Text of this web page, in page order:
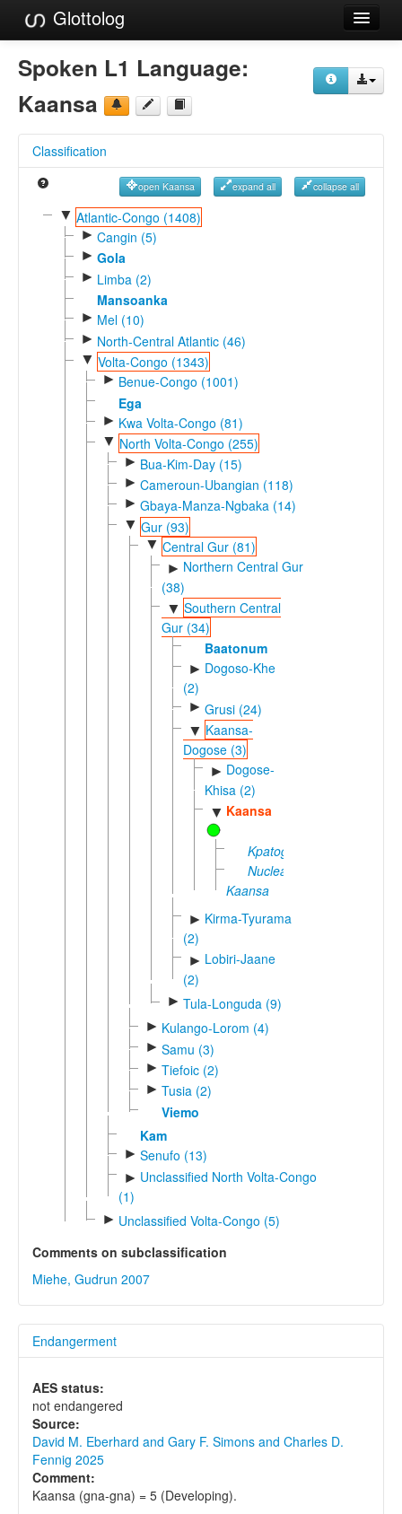
Glottolog
Languages
Families
References
Reference Search
GlottoScope
Spoken L1 Language:
Kaansa
Classification
open Kaansa expand all collapse all
▼ Atlantic-Congo (1408)
► Cangin (5)
► Gola
► Limba (2)
Mansoanka
► Mel (10)
► North-Central Atlantic (46)
▼ Volta-Congo (1343)
► Benue-Congo (1001)
Ega
► Kwa Volta-Congo (81)
▼ North Volta-Congo (255)
► Bua-Kim-Day (15)
► Cameroun-Ubangian (118)
► Gbaya-Manza-Ngbaka (14)
▼ Gur (93)
▼ Central Gur (81)
► Northern Central Gur
(38)
▼ Southern Central
Gur (34)
Baatonum
► Dogoso-Khe
(2)
► Grusi (24)
▼ Kaansa-
Dogose (3)
► Dogose-
Khisa (2)
▼ Kaansa
Kpatogo
Nuclear
Kaansa
► Kirma-Tyurama
(2)
► Lobiri-Jaane
(2)
► Tula-Longuda (9)
► Kulango-Lorom (4)
► Samu (3)
► Tiefoic (2)
► Tusia (2)
Viemo
Kam
► Senufo (13)
► Unclassified North Volta-Congo
(1)
► Unclassified Volta-Congo (5)
Comments on subclassification
Miehe, Gudrun 2007
Endangerment
AES status:
not endangered
Source:
David M. Eberhard and Gary F. Simons and Charles D.
Fennig 2025
Comment:
Kaansa (gna-gna) = 5 (Developing).